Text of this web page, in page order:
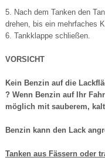
5. Nach dem Tanken den
drehen, bis ein mehrfaches
6. Tankklappe schließen.
VORSICHT
Kein Benzin auf die
? Wenn Benzin auf Ihr
möglich mit sauberem,
Benzin kann den Lack
Tanken aus Fässern oder